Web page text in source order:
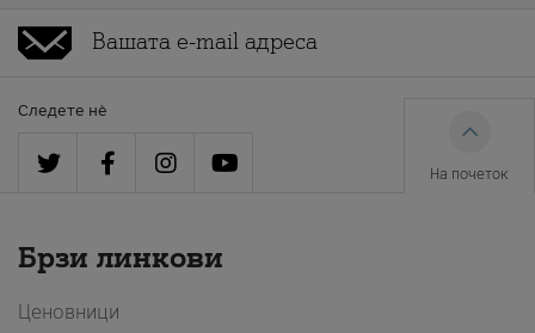
Следете нè
На почеток
Брзи линкови
Ценовници